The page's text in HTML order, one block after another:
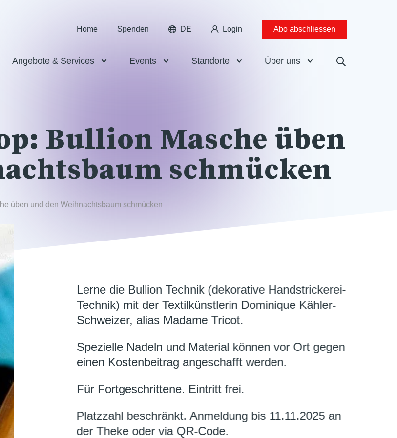
Home Spenden DE Login Abo abschliessen
Angebote & Services Events Standorte Über uns
Bullion Masche üben
schmücken
üben und den Weihnachtsbaum schmücken
Lerne die Bullion Technik (dekorative Handstrickerei-
Technik) mit der Textilkünstlerin Dominique Kähler-
Schweizer, alias Madame Tricot.
Spezielle Nadeln und Material können vor Ort gegen
einen Kostenbeitrag angeschafft werden.
Für Fortgeschrittene. Eintritt frei.
Platzzahl beschränkt. Anmeldung bis 11.11.2025 an
der Theke oder via QR-Code.